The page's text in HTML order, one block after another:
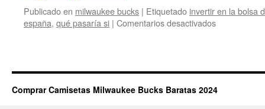
Publicado en milwaukee bucks | Etiquetado invertir en la bolsa
españa, qué pasaría si | Comentarios desactivadosen
bucks
revender
Comprar Camisetas Milwaukee Bucks Baratas 2024